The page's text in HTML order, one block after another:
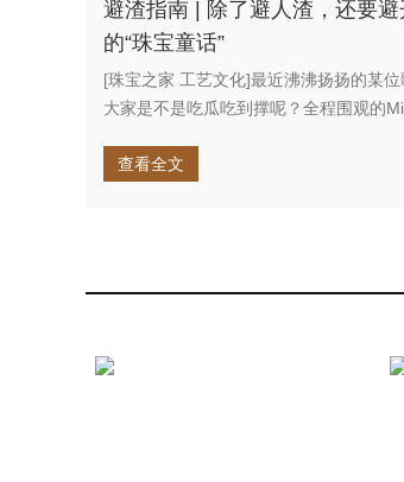
避渣指南 | 除了避人渣，还要
的“珠宝童话”
[珠宝之家 工艺文化]最近沸沸扬扬的某
大家是不是吃瓜吃到撑呢？全程围观的
查看全文